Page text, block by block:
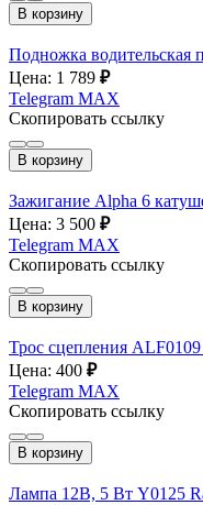
В корзину
Подножка водительская
Цена: 1 789 ₽
Telegram MAX
Скопировать ссылку
В корзину
Зажигание Alpha 6
Цена: 3 500 ₽
Telegram MAX
Скопировать ссылку
В корзину
Трос сцепления
Цена: 400 ₽
Telegram MAX
Скопировать ссылку
В корзину
Лампа 12В, 5 Вт Y0125